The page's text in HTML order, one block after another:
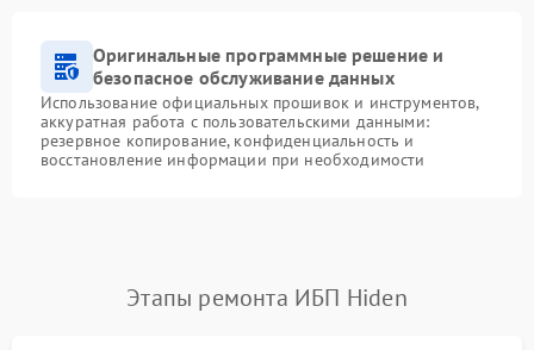
Оригинальные программные решение и
безопасное обслуживание данных
Использование официальных прошивок и инструментов,
аккуратная работа с пользовательскими данными:
резервное копирование, конфиденциальность и
восстановление информации при необходимости
Этапы ремонта ИБП Hiden